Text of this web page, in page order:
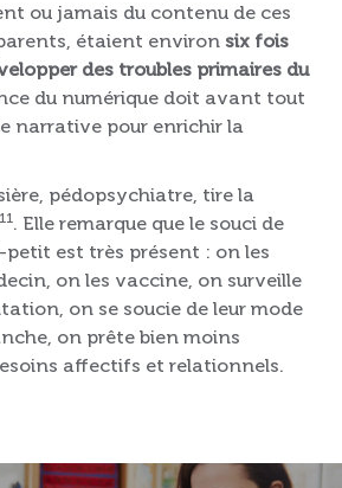
ou jamais du contenu de ces
étaient environ six fois
des troubles primaires du
du numérique doit avant tout
narrative pour enrichir la
pédopsychiatre, tire la
11. Elle remarque que le souci de
est très présent : on les
on les vaccine, on surveille
on se soucie de leur mode
on prête bien moins
affectifs et relationnels.